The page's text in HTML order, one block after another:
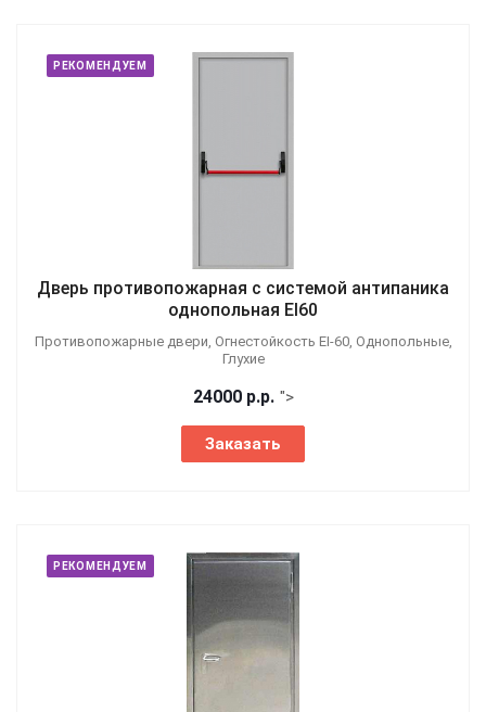
РЕКОМЕНДУЕМ
Дверь противопожарная с системой антипаника
однопольная EI60
Противопожарные двери, Огнестойкость EI-60, Однопольные,
Глухие
24000 р.р. ">
Заказать
РЕКОМЕНДУЕМ